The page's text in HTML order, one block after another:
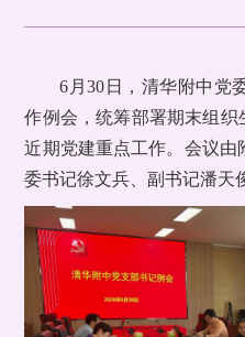
6月30日，清华附中党
作例会，统筹部署期末组织
近期党建重点工作。会议由
委书记徐文兵、副书记潘天